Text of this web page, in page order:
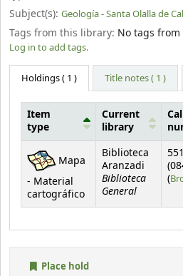
Subject(s): Geología - Santa Olalla de
Tags from this library: No tags
Log in to add tags.
Holdings( 1 ) Title notes ( 1 )
Holdings
Item
type
Current
library
Mapa
- Material
cartográfico
Biblioteca
Aranzadi
Biblioteca
General
(
Place hold